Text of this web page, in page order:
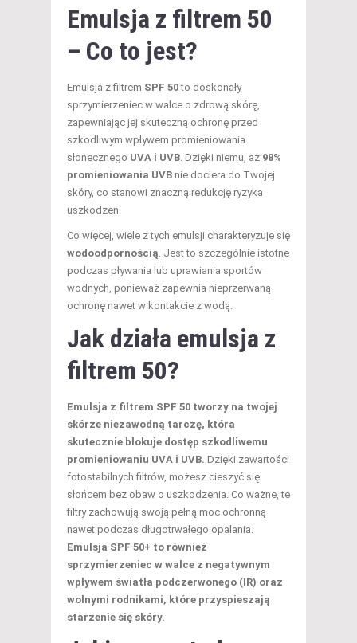
Emulsja z filtrem 50
– Co to jest?
Emulsja z filtrem SPF 50to doskonały
sprzymierzeniec w walce o zdrową skórę,
zapewniając jej skuteczną ochronę przed
szkodliwym wpływem promieniowania
słonecznego UVA i UVB. Dzięki niemu, aż 98%
promieniowania UVB nie dociera do Twojej
skóry, co stanowi znaczną redukcję ryzyka
uszkodzeń.
Co więcej, wiele z tych emulsji charakteryzuje się
wodoodpornością. Jest to szczególnie istotne
podczas pływania lub uprawiania sportów
wodnych, ponieważ zapewnia nieprzerwaną
ochronę nawet w kontakcie z wodą.
Jak działa emulsja z
filtrem 50?
Emulsja z filtrem SPF 50 tworzy na twojej
skórze niezawodną tarczę, która
skutecznie blokuje dostęp szkodliwemu
promieniowaniu UVA i UVB. Dzięki zawartości
fotostabilnych filtrów, możesz cieszyć się
słońcem bez obaw o uszkodzenia. Co ważne, te
filtry zachowują swoją pełną moc ochronną
nawet podczas długotrwałego opalania.
Emulsja SPF 50+ to również
sprzymierzeniec w walce z negatywnym
wpływem światła podczerwonego (IR) oraz
wolnymi rodnikami, które przyspieszają
starzenie się skóry.